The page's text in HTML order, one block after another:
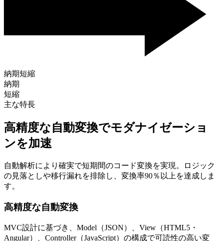
納期短縮
納期
短縮
主な特長
高精度な自動変換でモダナイゼーショ
ンを加速
自動解析により確実で短期間のコード変換を実現。ロジック
の見落としや移行漏れを排除し、変換率90％以上を達成しま
す。
高精度な自動変換
MVC設計に基づき、Model（JSON）、View（HTML5・
Angular）、Controller（JavaScript）の構成で可読性の高い変